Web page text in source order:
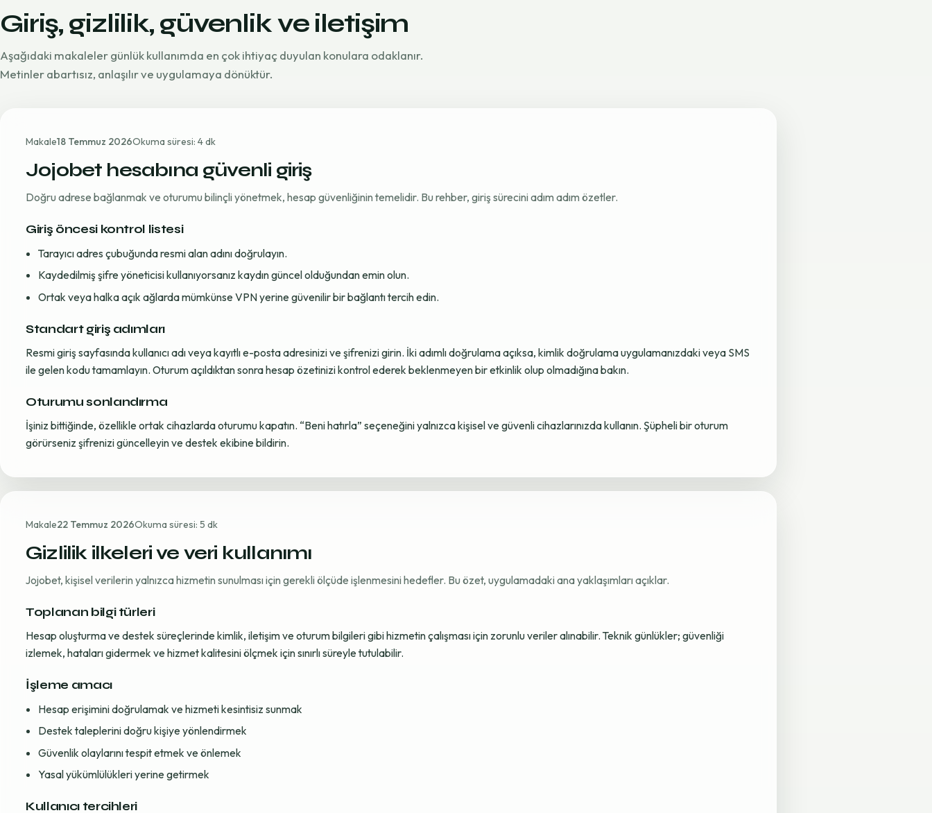
Giriş, gizlilik, güvenlik ve iletişim
Aşağıdaki makaleler günlük kullanımda en çok ihtiyaç duyulan konulara odaklanır.
Metinler abartısız, anlaşılır ve uygulamaya dönüktür.
Makale18 Temmuz 2026Okuma süresi: 4 dk
Jojobet hesabına güvenli giriş
Doğru adrese bağlanmak ve oturumu bilinçli yönetmek, hesap güvenliğinin temelidir. Bu rehber, giriş sürecini adım adım özetler.
Giriş öncesi kontrol listesi
Tarayıcı adres çubuğunda resmi alan adını doğrulayın.
Kaydedilmiş şifre yöneticisi kullanıyorsanız kaydın güncel olduğundan emin olun.
Ortak veya halka açık ağlarda mümkünse VPN yerine güvenilir bir bağlantı tercih edin.
Standart giriş adımları
Resmi giriş sayfasında kullanıcı adı veya kayıtlı e-posta adresinizi ve şifrenizi girin. İki adımlı doğrulama açıksa, kimlik doğrulama uygulamanızdaki veya SMS
ile gelen kodu tamamlayın. Oturum açıldıktan sonra hesap özetinizi kontrol ederek beklenmeyen bir etkinlik olup olmadığına bakın.
Oturumu sonlandırma
İşiniz bittiğinde, özellikle ortak cihazlarda oturumu kapatın. “Beni hatırla” seçeneğini yalnızca kişisel ve güvenli cihazlarınızda kullanın. Şüpheli bir oturum
görürseniz şifrenizi güncelleyin ve destek ekibine bildirin.
Makale22 Temmuz 2026Okuma süresi: 5 dk
Gizlilik ilkeleri ve veri kullanımı
Jojobet, kişisel verilerin yalnızca hizmetin sunulması için gerekli ölçüde işlenmesini hedefler. Bu özet, uygulamadaki ana yaklaşımları açıklar.
Toplanan bilgi türleri
Hesap oluşturma ve destek süreçlerinde kimlik, iletişim ve oturum bilgileri gibi hizmetin çalışması için zorunlu veriler alınabilir. Teknik günlükler; güvenliği
izlemek, hataları gidermek ve hizmet kalitesini ölçmek için sınırlı süreyle tutulabilir.
İşleme amacı
Hesap erişimini doğrulamak ve hizmeti kesintisiz sunmak
Destek taleplerini doğru kişiye yönlendirmek
Güvenlik olaylarını tespit etmek ve önlemek
Yasal yükümlülükleri yerine getirmek
Kullanıcı tercihleri